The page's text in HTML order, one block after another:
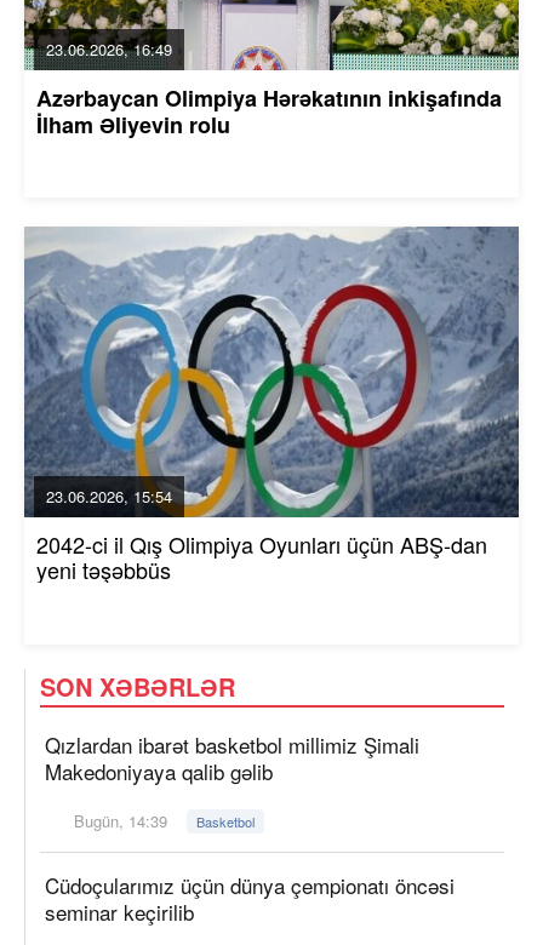
23.06.2026, 16:49
Azərbaycan Olimpiya Hərəkatının inkişafında
İlham Əliyevin rolu
23.06.2026, 15:54
2042-ci il Qış Olimpiya Oyunları üçün ABŞ-dan
yeni təşəbbüs
SON XƏBƏRLƏR
Qızlardan ibarət basketbol millimiz Şimali
Makedoniyaya qalib gəlib
Bugün, 14:39 Basketbol
Cüdoçularımız üçün dünya çempionatı öncəsi
seminar keçirilib